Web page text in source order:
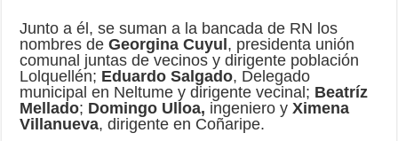
Junto a él, se suman a la bancada de RN los
nombres deGeorgina Cuyul, presidenta unión
comunal juntas de vecinos y dirigente población
Lolquellén; Eduardo Salgado, Delegado
municipal en Neltume y dirigente vecinal; Beatríz
Mellado; Domingo Ulloa, ingeniero yXimena
Villanueva, dirigente en Coñaripe.